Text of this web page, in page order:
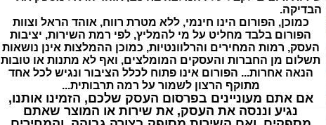
הבדיקה.
כמוכן, הפורום הינו חינמי, ללא מטרת רווח, אוהד הראל וצוות
הפורום בלבד מחליט על מי להמליץ, לפי רמת השירות, יציבות
העסק, רמות המחירים והרלוונטיות, כמוכן ההמלצות אינן נושאות
תשלום מן החברות והעסקים המומלצים, ואף לא מתנות או טובות
הנאה אחרות... הפורום אינו פתוח לכלל הציבור ונגיש לכל אחד
מתוקף הרצון לשמור על רמה תרבותית...
אם אתם מעוניינים בפרסום העסק שלכם, הזמינו אותנו,
נגיע וננסה את העסק, את שירות או המוצר שאתם